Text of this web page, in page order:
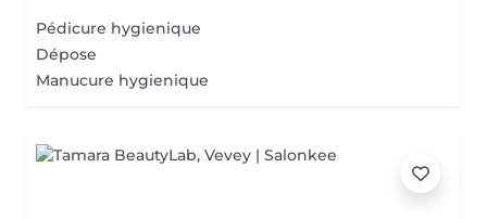
Pédicure hygienique
Dépose
Manucure hygienique